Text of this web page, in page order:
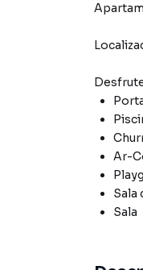
Ar-
Sala
Sala